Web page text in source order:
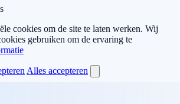
cookies om de site te laten werken. Wij
gebruiken om de ervaring te
Alles accepteren